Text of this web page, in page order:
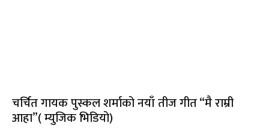
चर्चित गायक पुस्कल शर्माको नयाँ तीज गीत “मै राम्री
आहा”( म्युजिक भिडियो)